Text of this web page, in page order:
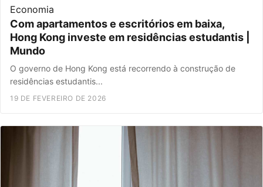
Economia
Com apartamentos e escritórios em baixa,
Hong Kong investe em residências estudantis |
Mundo
O governo de Hong Kong está recorrendo à construção de
residências estudantis...
19 DE FEVEREIRO DE 2026